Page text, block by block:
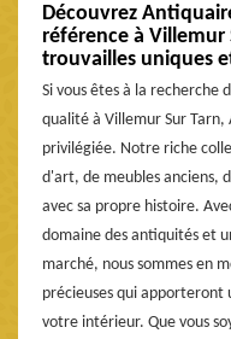
Découvrez
référence à Villemur
trouvailles uniques
Si vous êtes à la recherche
qualité à Villemur Sur
privilégiée. Notre riche
d'art, de meubles anciens,
avec sa propre histoire.
domaine des antiquités et
marché, nous sommes en
précieuses qui apporteront
votre intérieur. Que vous